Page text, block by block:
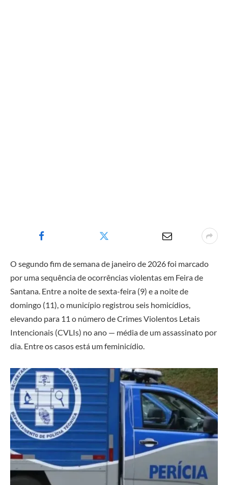
O segundo fim de semana de janeiro de 2026 foi marcado
por uma sequência de ocorrências violentas em Feira de
Santana. Entre a noite de sexta-feira (9) e a noite de
domingo (11), o município registrou seis homicídios,
elevando para 11 o número de Crimes Violentos Letais
Intencionais (CVLIs) no ano — média de um assassinato por
dia. Entre os casos está um feminicídio.